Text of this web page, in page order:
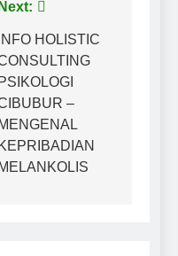
Next:
INFO HOLISTIC
PSIKOLOGI
–
MENGENAL
KEPRIBADIAN
MELANKOLIS